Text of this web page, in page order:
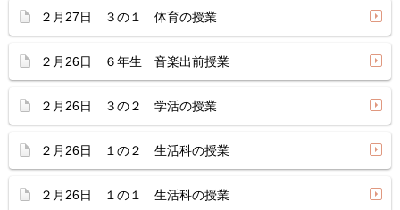
２月27日 ３の１ 体育の授業
２月26日 ６年生 音楽出前授業
２月26日 ３の２ 学活の授業
２月26日 １の２ 生活科の授業
２月26日 １の１ 生活科の授業